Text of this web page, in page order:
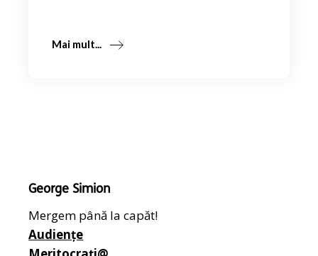
Mai mult...
George Simion
Mergem până la capăt!
Audiențe